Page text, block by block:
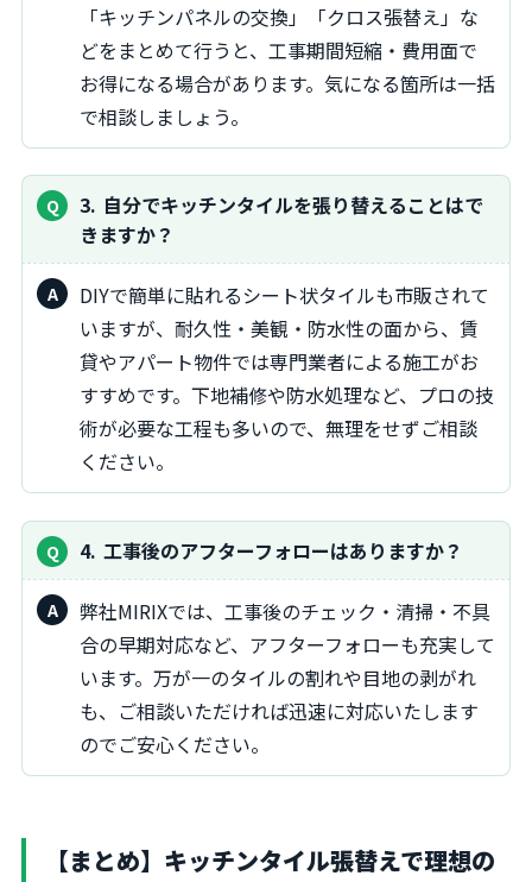
「キッチンパネルの交換」「クロス張替え」な
どをまとめて行うと、工事期間短縮・費用面で
お得になる場合があります。気になる箇所は一括
で相談しましょう。
3 自分でキッチンタイルを張り替えることはで
きますか？
DIYで簡単に貼れるシート状タイルも市販されて
いますが、耐久性・美観・防水性の面から、賃
貸やアパート物件では専門業者による施工がお
すすめです。下地補修や防水処理など、プロの技
術が必要な工程も多いので、無理をせずご相談
ください。
4 工事後のアフターフォローはありますか？
弊社MIRIXでは、工事後のチェック・清掃・不具
合の早期対応など、アフターフォローも充実して
います。万が一のタイルの割れや目地の剥がれ
も、ご相談いただければ迅速に対応いたします
のでご安心ください。
【まとめ】キッチンタイル張替えで理想の